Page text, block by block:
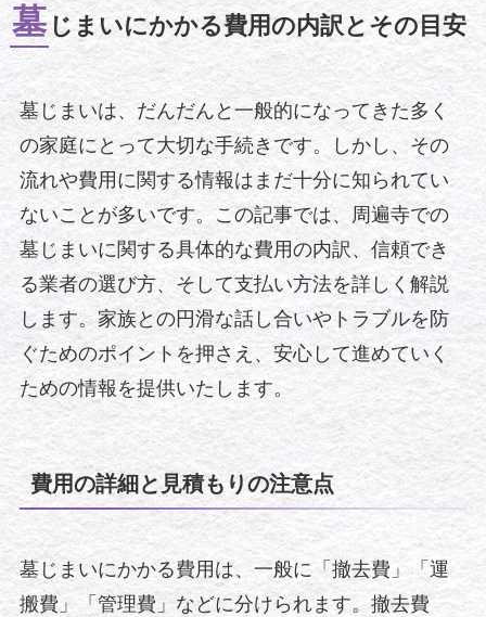
墓じまいにかかる費用の内訳とその目安
墓じまいは、だんだんと一般的になってきた多く
の家庭にとって大切な手続きです。しかし、その
流れや費用に関する情報はまだ十分に知られてい
ないことが多いです。この記事では、周遍寺での
墓じまいに関する具体的な費用の内訳、信頼でき
る業者の選び方、そして支払い方法を詳しく解説
します。家族との円滑な話し合いやトラブルを防
ぐためのポイントを押さえ、安心して進めていく
ための情報を提供いたします。
費用の詳細と見積もりの注意点
墓じまいにかかる費用は、一般に「撤去費」「運
搬費」「管理費」などに分けられます。撤去費